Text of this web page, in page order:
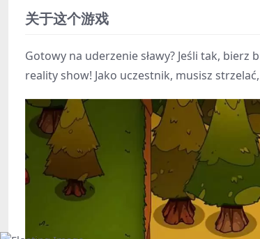
关于这个游戏
Gotowy na uderzenie sławy? Jeśli tak,
reality show! Jako uczestnik, musisz